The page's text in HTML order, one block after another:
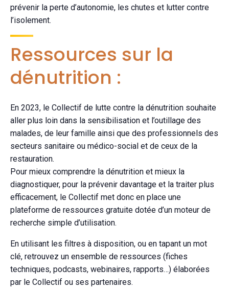
prévenir la perte d’autonomie, les chutes et lutter contre
l’isolement.
Ressources sur la
dénutrition :
En 2023, le Collectif de lutte contre la dénutrition souhaite
aller plus loin dans la sensibilisation et l’outillage des
malades, de leur famille ainsi que des professionnels des
secteurs sanitaire ou médico-social et de ceux de la
restauration.
Pour mieux comprendre la dénutrition et mieux la
diagnostiquer, pour la prévenir davantage et la traiter plus
efficacement, le Collectif met donc en place une
plateforme de ressources gratuite dotée d’un moteur de
recherche simple d’utilisation.
En utilisant les filtres à disposition, ou en tapant un mot
clé, retrouvez un ensemble de ressources (fiches
techniques, podcasts, webinaires, rapports…) élaborées
par le Collectif ou ses partenaires.